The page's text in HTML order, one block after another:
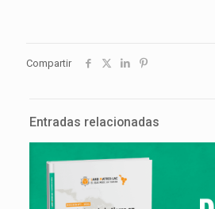
Compartir
Entradas relacionadas